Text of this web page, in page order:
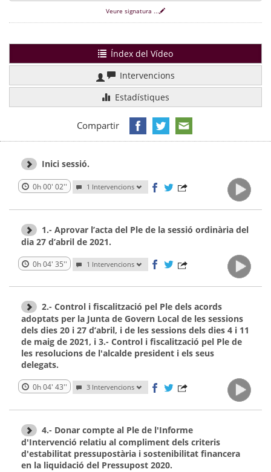
Veure signatura ...
Índex del Vídeo
Intervencions
Estadístiques
Compartir
Inici sessió.
0h 00' 02'' 1 Intervencions
1.- Aprovar l’acta del Ple de la sessió ordinària del
dia 27 d’abril de 2021.
0h 04' 35'' 1 Intervencions
2.- Control i fiscalització pel Ple dels acords
adoptats per la Junta de Govern Local de les sessions
dels dies 20 i 27 d’abril, i de les sessions dels dies 4 i 11
de maig de 2021, i 3.- Control i fiscalització pel Ple de
les resolucions de l'alcalde president i els seus
delegats.
0h 04' 43'' 3 Intervencions
4.- Donar compte al Ple de l'Informe
d'Intervenció relatiu al compliment dels criteris
d'estabilitat pressupostària i sostenibilitat financera
en la liquidació del Pressupost 2020.